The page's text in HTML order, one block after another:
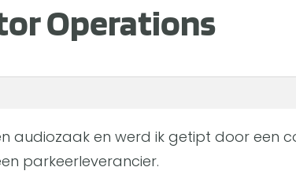
Operations
audiozaak en werd ik getipt door een
parkeerleverancier.